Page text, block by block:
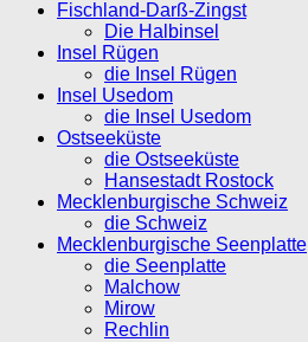
Fischland-Darß-Zingst
Die Halbinsel
Insel Rügen
die Insel Rügen
Insel Usedom
die Insel Usedom
Ostseeküste
die Ostseeküste
Hansestadt Rostock
Mecklenburgische Schweiz
die Schweiz
Mecklenburgische Seenplatte
die Seenplatte
Malchow
Mirow
Rechlin